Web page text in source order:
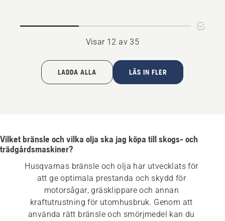
Visar 12 av 35
LADDA ALLA LÄS IN FLER
Vilket bränsle och vilka olja ska jag köpa till skogs- och
trädgårdsmaskiner?
Husqvarnas bränsle och olja har utvecklats för
att ge optimala prestanda och skydd för
motorsågar, gräsklippare och annan
kraftutrustning för utomhusbruk. Genom att
använda rätt bränsle och smörjmedel kan du